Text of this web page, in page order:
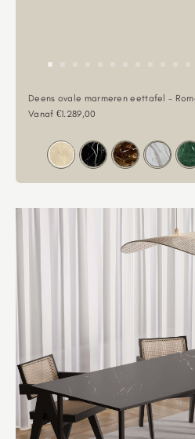
Deens ovale marmeren eettafel -
Aanbiedingsprijs
Vanaf €1.289,00